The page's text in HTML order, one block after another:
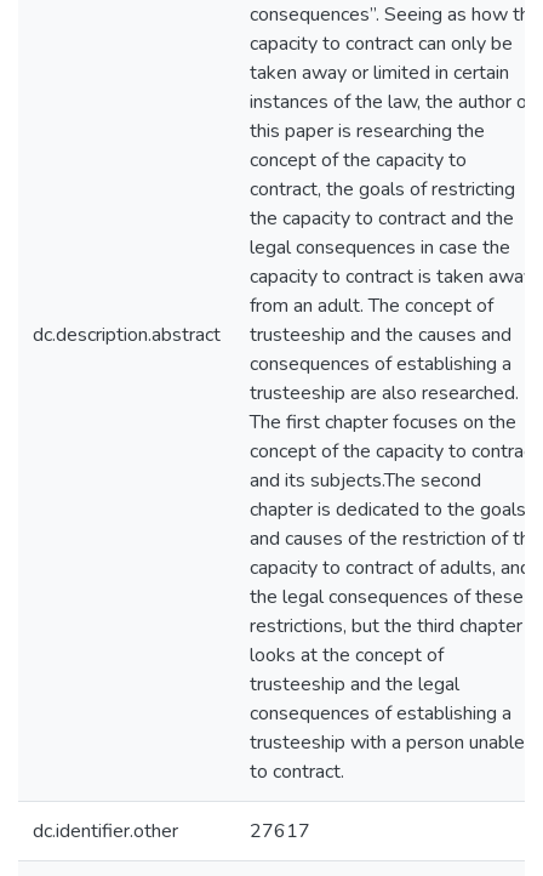
dc.description.abstract
consequences”. Seeing as how the
capacity to contract can only be
taken away or limited in certain
instances of the law, the author of
this paper is researching the
concept of the capacity to
contract, the goals of restricting
the capacity to contract and the
legal consequences in case the
capacity to contract is taken away
from an adult. The concept of
trusteeship and the causes and
consequences of establishing a
trusteeship are also researched.
The first chapter focuses on the
concept of the capacity to contract
and its subjects.The second
chapter is dedicated to the goals
and causes of the restriction of the
capacity to contract of adults, and
the legal consequences of these
restrictions, but the third chapter
looks at the concept of
trusteeship and the legal
consequences of establishing a
trusteeship with a person unable
to contract.
dc.identifier.other 27617